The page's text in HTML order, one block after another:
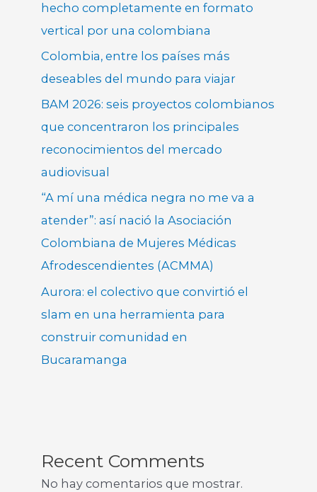
hecho completamente en formato
vertical por una colombiana
Colombia, entre los países más
deseables del mundo para viajar
BAM 2026: seis proyectos colombianos
que concentraron los principales
reconocimientos del mercado
audiovisual
“A mí una médica negra no me va a
atender”: así nació la Asociación
Colombiana de Mujeres Médicas
Afrodescendientes (ACMMA)
Aurora: el colectivo que convirtió el
slam en una herramienta para
construir comunidad en
Bucaramanga
Recent Comments
No hay comentarios que mostrar.